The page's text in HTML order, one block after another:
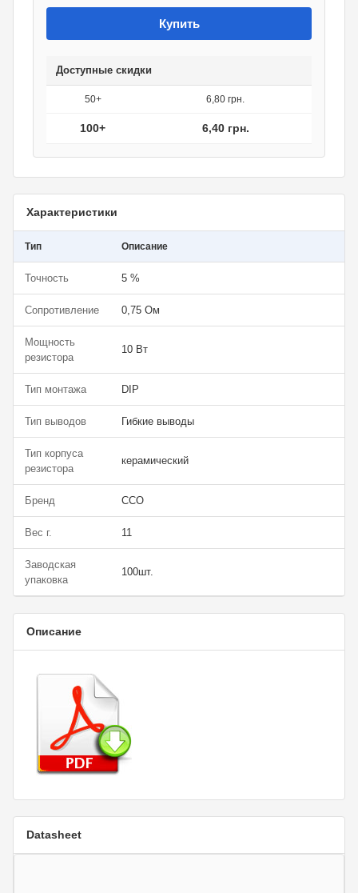
Купить
Доступные скидки
50+ 6,80 грн.
100+ 6,40 грн.
Характеристики
Тип Описание
Точность 5 %
Сопротивление 0,75 Ом
Мощность
резистора
10 Вт
Тип монтажа DIP
Тип выводов Гибкие выводы
Тип корпуса
резистора
керамический
Бренд CCO
Вес г. 11
Заводская
упаковка
100шт.
Описание
Datasheet